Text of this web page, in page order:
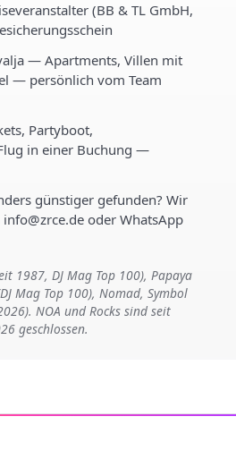
(BB & TL GmbH,
— Apartments, Villen mit
— persönlich vom Team
Partyboot,
in einer Buchung —
günstiger gefunden? Wir
oder WhatsApp
1987, DJ Mag Top 100), Papaya
Mag Top 100), Nomad, Symbol
NOA und Rocks sind seit
geschlossen.